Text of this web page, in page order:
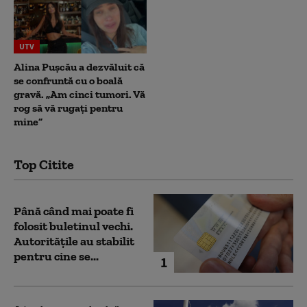
UTV
Alina Pușcău a dezvăluit că
se confruntă cu o boală
gravă. „Am cinci tumori. Vă
rog să vă rugați pentru
mine”
Top Citite
1
Până când mai poate fi
folosit buletinul vechi.
Autoritățile au stabilit
pentru cine se...